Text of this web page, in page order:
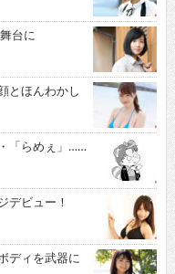
台に
とほんわかし
「らめぇ」……
ビュー！
ディを武器に